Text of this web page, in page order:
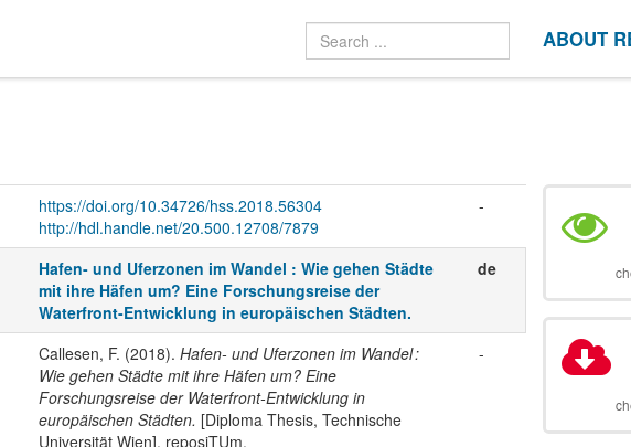
ABOUT
https://doi.org/10.34726/hss.2018.56304
http://hdl.handle.net/20.500.12708/7879
-
Hafen- und Uferzonen im Wandel : Wie gehen Städte
mit ihre Häfen um? Eine Forschungsreise der
Waterfront-Entwicklung in europäischen Städten.
de
Callesen, F. (2018). Hafen- und Uferzonen im Wandel :
Wie gehen Städte mit ihre Häfen um? Eine
Forschungsreise der Waterfront-Entwicklung in
europäischen Städten. [Diploma Thesis, Technische
Universität Wien]. reposiTUm.
-